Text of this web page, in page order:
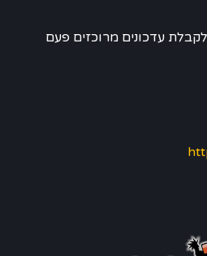
עדכונים מרוכזים פעם